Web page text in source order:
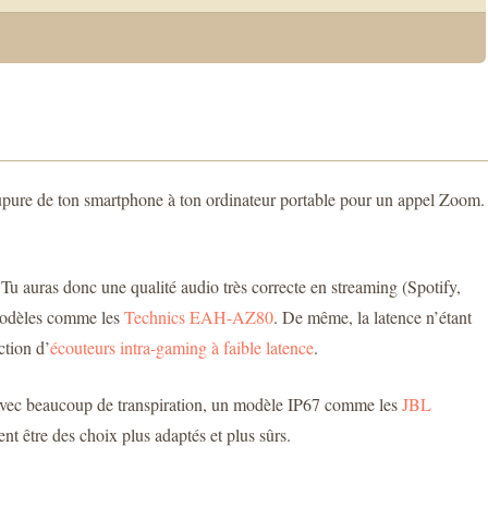
de ton smartphone à ton ordinateur portable pour un appel Zoom.
auras donc une qualité audio très correcte en streaming (Spotify,
comme lesTechnics EAH-AZ80. De même, la latence n’étant
d’écouteurs intra-gaming à faible latence.
beaucoup de transpiration, un modèle IP67 comme lesJBL
être des choix plus adaptés et plus sûrs.